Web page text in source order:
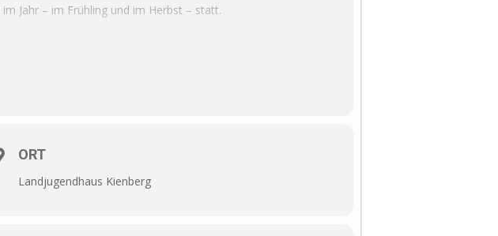
Jahr – im Frühling und im Herbst – statt.
ORT
Landjugendhaus Kienberg